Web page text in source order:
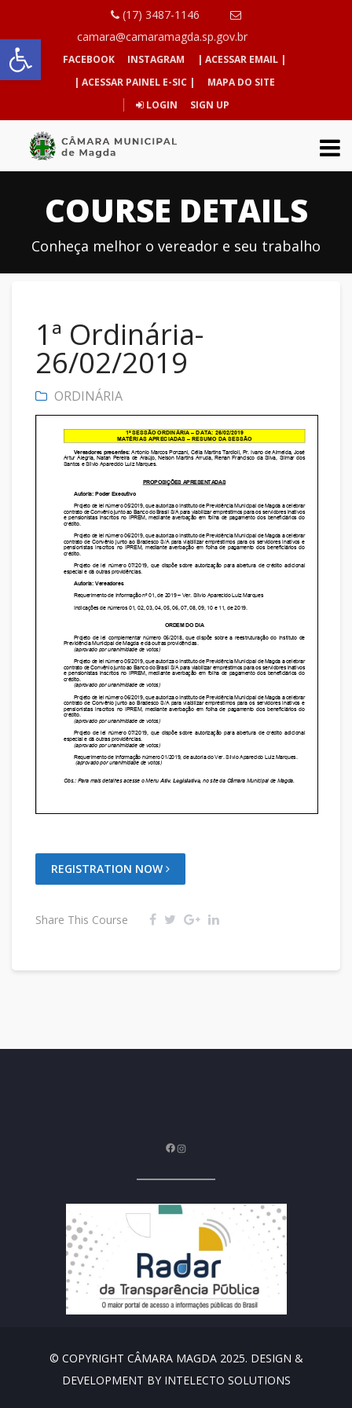
Abrir a barra de ferramentas
(17) 3487-1146
camara@camaramagda.sp.gov.br
FACEBOOK INSTAGRAM
| ACESSAR EMAIL |
| ACESSAR PAINEL E-SIC |
MAPA DO SITE
LOGIN
SIGN UP
COURSE DETAILS
Conheça melhor o vereador e seu trabalho
1ª Ordinária-
26/02/2019
ORDINÁRIA
REGISTRATION NOW
Share This Course
Facebook
© COPYRIGHT CÂMARA MAGDA 2025. DESIGN &
DEVELOPMENT BY INTELECTO SOLUTIONS